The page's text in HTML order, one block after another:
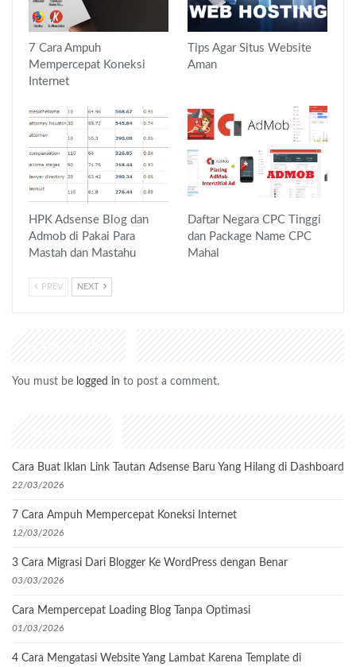
7 Cara Ampuh
Mempercepat Koneksi
Internet
Tips Agar Situs Website
Aman
HPK Adsense Blog dan
Admob di Pakai Para
Mastah dan Mastahu
Daftar Negara CPC Tinggi
dan Package Name CPC
Mahal
PREV NEXT
LEAVE A REPLY
You must be logged in to post a comment.
Recent Posts
Cara Buat Iklan Link Tautan Adsense Baru Yang Hilang di Dashboard
22/03/2026
7 Cara Ampuh Mempercepat Koneksi Internet
12/03/2026
3 Cara Migrasi Dari Blogger Ke WordPress dengan Benar
03/03/2026
Cara Mempercepat Loading Blog Tanpa Optimasi
01/03/2026
4 Cara Mengatasi Website Yang Lambat Karena Template di